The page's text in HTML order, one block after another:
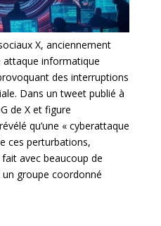
X, anciennement
attaque informatique
des interruptions
Dans un tweet publié à
de X et figure
qu’une « cyberattaque
ces perturbations,
avec beaucoup de
groupe coordonné